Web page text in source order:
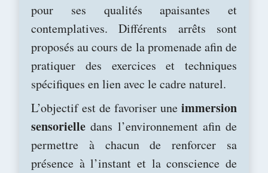
pour ses qualités apaisantes et
contemplatives. Différents arrêts sont
proposés au cours de la promenade afin de
pratiquer des exercices et techniques
spécifiques en lien avec le cadre naturel.
L’objectif est de favoriser une immersion
sensorielle dans l’environnement afin de
permettre à chacun de renforcer sa
présence à l’instant et la conscience de